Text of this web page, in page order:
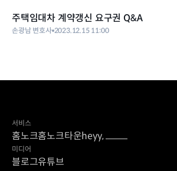
주택임대차 계약갱신 요구권 Q&A
손광남 변호사 2023.12.15 11:00
서비스
홈노크홈노크타운heyy,
미디어
블로그유튜브